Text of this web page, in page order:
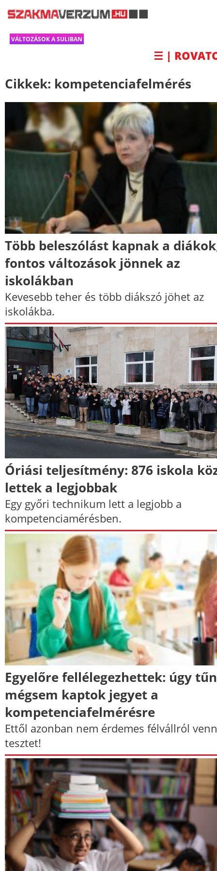
VÁLTOZÁSOK A SULIBAN
☰ |
Cikkek: kompetenciafelmérés
Több beleszólást kapnak a
fontos változások jönnek az
iskolákban
Kevesebb teher és több diákszó jöhet az
iskolákba.
Óriási teljesítmény: 876 iskola
lettek a legjobbak
Egy győri technikum lett a legjobb a
kompetenciamérésben.
Egyelőre fellélegezhettek: úgy
mégsem kaptok jegyet a
kompetenciafelmérésre
Ettől azonban nem érdemes félvállról
tesztet!